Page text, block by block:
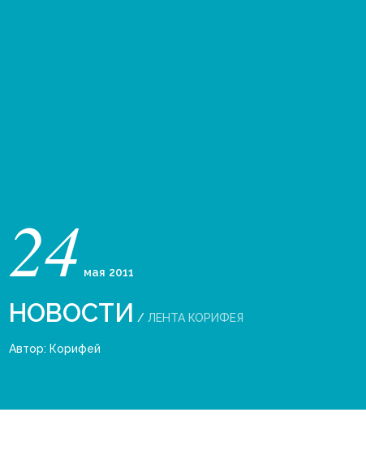
24 мая 2011
НОВОСТИ / ЛЕНТА КОРИФЕЯ
Автор: Корифей